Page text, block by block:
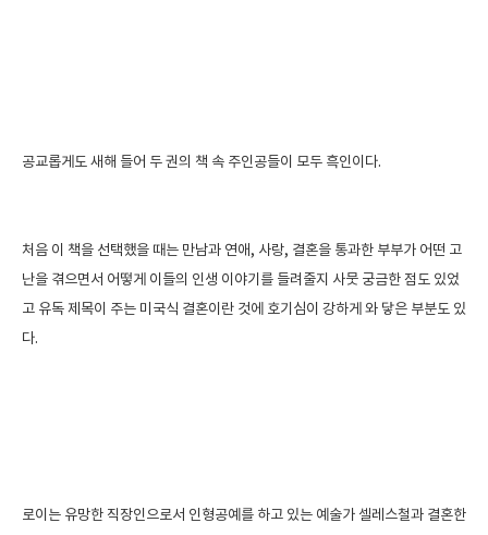
공교롭게도 새해 들어 두 권의 책 속 주인공들이 모두 흑인이다.
처음 이 책을 선택했을 때는 만남과 연애, 사랑, 결혼을 통과한 부부가 어떤 고
난을 겪으면서 어떻게 이들의 인생 이야기를 들려줄지 사뭇 궁금한 점도 있었
고 유독 제목이 주는 미국식 결혼이란 것에 호기심이 강하게 와 닿은 부분도 있
다.
로이는 유망한 직장인으로서 인형공예를 하고 있는 예술가 셀레스철과 결혼한